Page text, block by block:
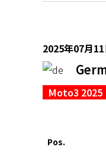
2025年07月
Moto3 2025
Pos.